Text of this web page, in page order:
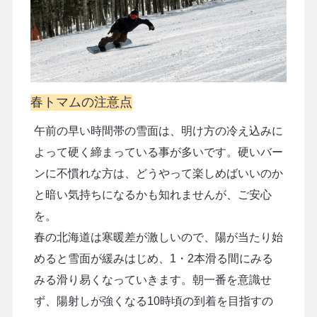
春トマムの注意点
午前の早い時間帯の雪面は、明け方の冷え込みに
よって硬く締まっている事が多いです。硬いバー
ンに不慣れな方は、どうやって楽しめばいいのか
と暗い気持ちになるかも知れませんが、ご安心
を。
春の北海道は寒暖差が激しいので、陽が当たり始
めると雪面が緩みはじめ、1・2本滑る間にみる
みる滑り易くなっていきます。朝一番を意識せ
ず、陽射しが強くなる10時頃の到着を目指すの